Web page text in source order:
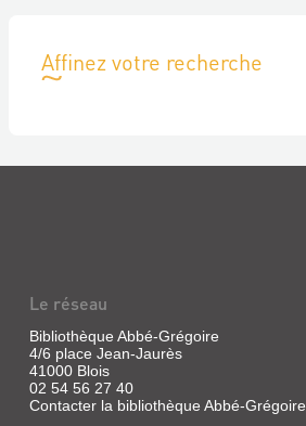
Affinez votre recherche
Le réseau
Bibliothèque Abbé-Grégoire
4/6 place Jean-Jaurès
41000 Blois
02 54 56 27 40
Contacter la bibliothèque Abbé-Grégoire